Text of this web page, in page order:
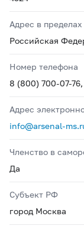
Адрес в
Российская
Номер телефона
8 (800) 700-07-76,
Адрес
info@arsenal-
Членство в
Да
Субъект РФ
город Москва